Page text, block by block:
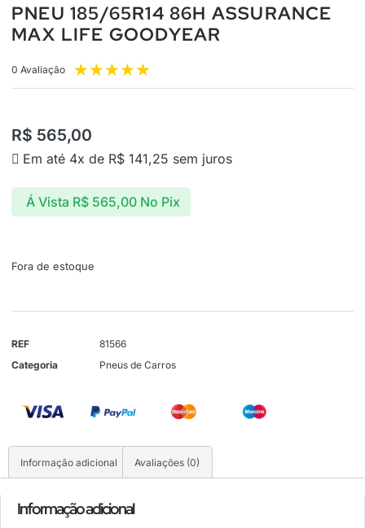
PNEU 185/65R14 86H ASSURANCE
MAX LIFE GOODYEAR
0 Avaliação ★★★★★
R$ 565,00
Em até 4x de R$ 141,25 sem juros
Á Vista R$565,00 No Pix
Fora de estoque
REF
81566
Categoria
Pneus de Carros
Informação adicional Avaliações (0)
Informação adicional